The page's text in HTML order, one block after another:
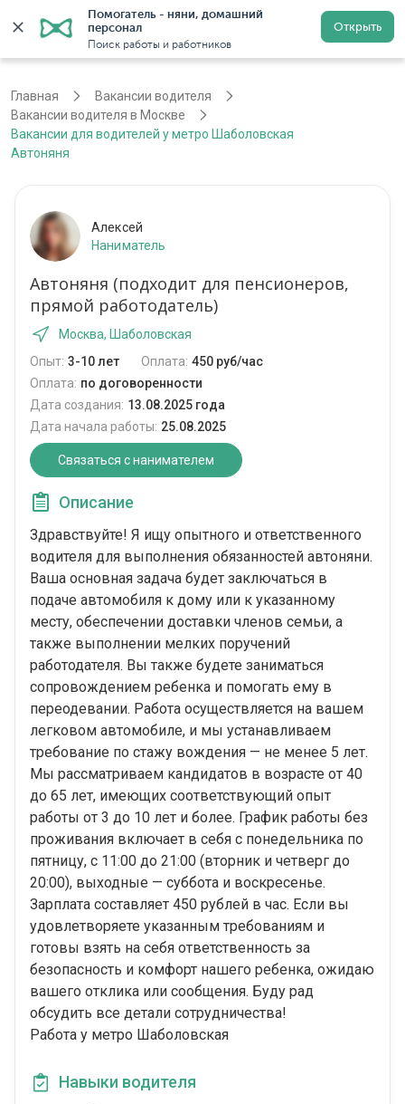
Помогатель - няни, домашний
персонал
Поиск работы и работников
Открыть
Регистрация
Главная
Вакансии водителя
Вакансии водителя в Москве
Вакансии для водителей у метро Шаболовская
Автоняня
Алексей
Наниматель
Автоняня (подходит для пенсионеров,
прямой работодатель)
Москва, Шаболовская
Опыт: 3-10 лет Оплата: 450 руб/час
Оплата: по договоренности
Дата создания: 13.08.2025 года
Дата начала работы: 25.08.2025
Связаться с нанимателем
Описание
Здравствуйте! Я ищу опытного и ответственного
водителя для выполнения обязанностей автоняни.
Ваша основная задача будет заключаться в
подаче автомобиля к дому или к указанному
месту, обеспечении доставки членов семьи, а
также выполнении мелких поручений
работодателя. Вы также будете заниматься
сопровождением ребенка и помогать ему в
переодевании. Работа осуществляется на вашем
легковом автомобиле, и мы устанавливаем
требование по стажу вождения — не менее 5 лет.
Мы рассматриваем кандидатов в возрасте от 40
до 65 лет, имеющих соответствующий опыт
работы от 3 до 10 лет и более. График работы без
проживания включает в себя с понедельника по
пятницу, с 11:00 до 21:00 (вторник и четверг до
20:00), выходные — суббота и воскресенье.
Зарплата составляет 450 рублей в час. Если вы
удовлетворяете указанным требованиям и
готовы взять на себя ответственность за
безопасность и комфорт нашего ребенка, ожидаю
вашего отклика или сообщения. Буду рад
обсудить все детали сотрудничества!
Работа у метро Шаболовская
Навыки водителя